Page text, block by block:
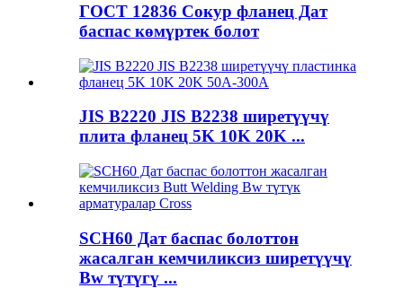
ГОСТ 12836 Сокур фланец Дат
баспас көмүртек болот
JIS B2220 JIS B2238 ширетүүчү
плита фланец 5K 10K 20K ...
SCH60 Дат баспас болоттон
жасалган кемчиликсиз ширетүүчү
Bw түтүгү ...